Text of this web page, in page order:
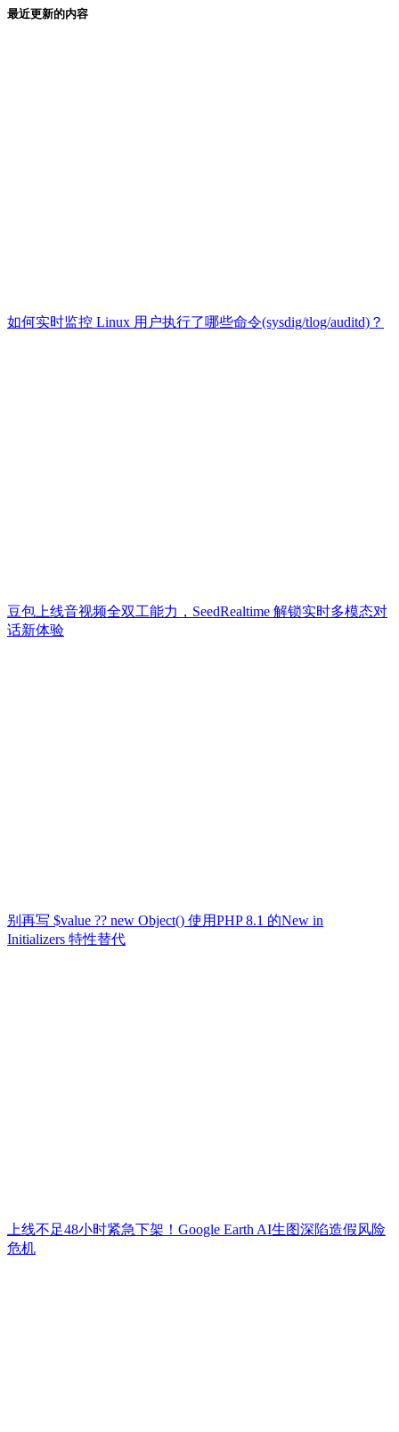
最近更新的内容
如何实时监控 Linux 用户执行了哪些命令(sysdig/tlog/auditd)？
豆包上线音视频全双工能力，SeedRealtime 解锁实时多模态对
话新体验
别再写 $value ?? new Object() 使用PHP 8.1 的New in
Initializers 特性替代
上线不足48小时紧急下架！Google Earth AI生图深陷造假风险
危机